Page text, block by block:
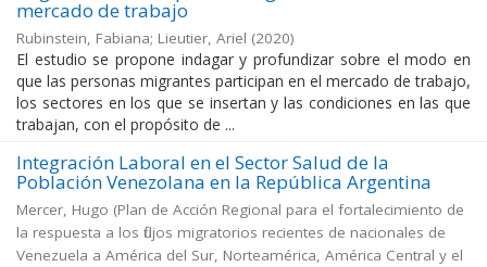
mercado de trabajo
Rubinstein, Fabiana; Lieutier, Ariel (2020)
El estudio se propone indagar y profundizar sobre el modo en
que las personas migrantes participan en el mercado de trabajo,
los sectores en los que se insertan y las condiciones en las que
trabajan, con el propósito de ...
Integración Laboral en el Sector Salud de la
Población Venezolana en la República Argentina
Mercer, Hugo (Plan de Acción Regional para el fortalecimiento de
la respuesta a los flujos migratorios recientes de nacionales de
Venezuela a América del Sur, Norteamérica, América Central y el